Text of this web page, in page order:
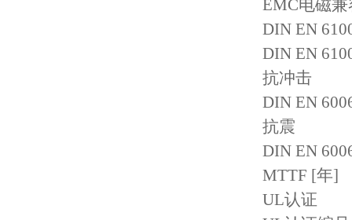
EMC电磁兼
DIN EN
DIN EN
抗冲击
DIN EN
抗震
DIN EN
MTTF [年]
UL认证